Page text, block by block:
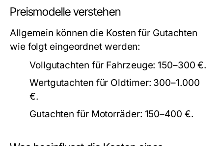
Preismodelle verstehen
Allgemein können die Kosten für Gutachten
wie folgt eingeordnet werden:
Vollgutachten für Fahrzeuge: 150–300 €.
Wertgutachten für Oldtimer: 300–1.000
€.
Gutachten für Motorräder: 150–400 €.